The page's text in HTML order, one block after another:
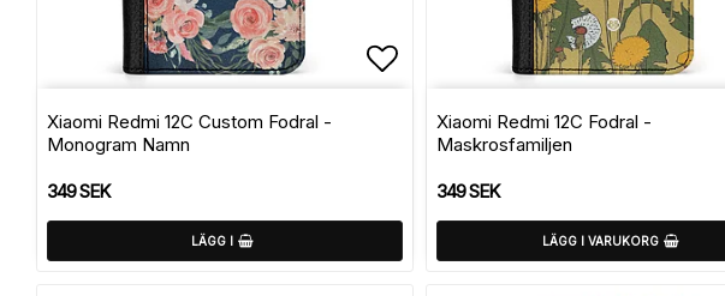
Lägg till i favoritlistan
Xiaomi Redmi 12C Custom Fodral -
Monogram Namn
349 SEK
LÄGG I
Xiaomi Redmi 12C Fodral -
Maskrosfamiljen
349 SEK
LÄGG I VARUKORG